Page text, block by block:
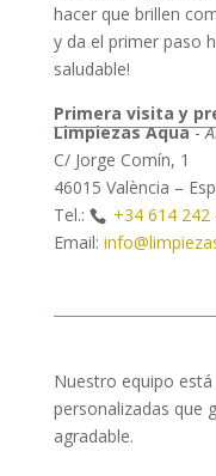
hacer que brillen
y da el primer paso
saludable!
Primera visita y
Limpiezas Aqua-
C/ Jorge Comín, 1
46015 València –
Tel.:
+34 614 242
Email:
Nuestro equipo
personalizadas que
agradable.